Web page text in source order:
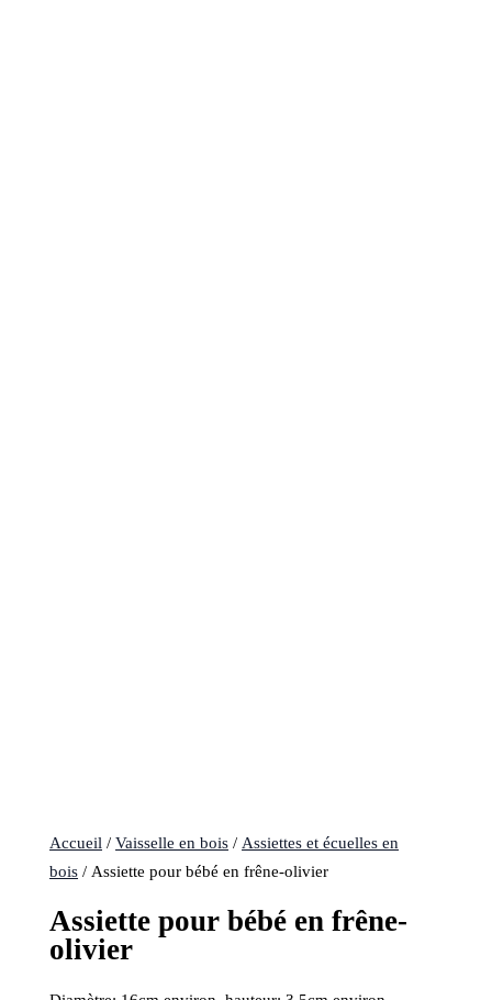
Accueil /Vaisselle en bois /Assiettes et écuelles en
bois / Assiette pour bébé en frêne-olivier
Assiette pour bébé en frêne-
olivier